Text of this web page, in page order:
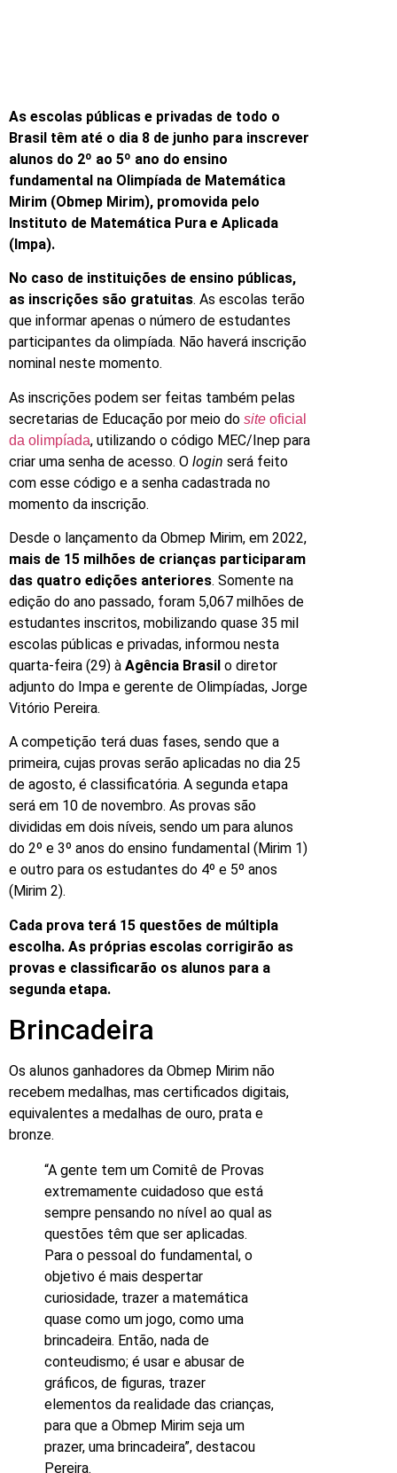
As escolas públicas e privadas de todo o
Brasil têm até o dia 8 de junho para inscrever
alunos do 2º ao 5º ano do ensino
fundamental na Olimpíada de Matemática
Mirim (Obmep Mirim), promovida pelo
Instituto de Matemática Pura e Aplicada
(Impa).
No caso de instituições de ensino públicas,
as inscrições são gratuitas. As escolas terão
que informar apenas o número de estudantes
participantes da olimpíada. Não haverá inscrição
nominal neste momento.
As inscrições podem ser feitas também pelas
secretarias de Educação por meio do site oficial
da olimpíada, utilizando o código MEC/Inep para
criar uma senha de acesso. O login será feito
com esse código e a senha cadastrada no
momento da inscrição.
Desde o lançamento da Obmep Mirim, em 2022,
mais de 15 milhões de crianças participaram
das quatro edições anteriores. Somente na
edição do ano passado, foram 5,067 milhões de
estudantes inscritos, mobilizando quase 35 mil
escolas públicas e privadas, informou nesta
quarta-feira (29) à Agência Brasil o diretor
adjunto do Impa e gerente de Olimpíadas, Jorge
Vitório Pereira.
A competição terá duas fases, sendo que a
primeira, cujas provas serão aplicadas no dia 25
de agosto, é classificatória. A segunda etapa
será em 10 de novembro. As provas são
divididas em dois níveis, sendo um para alunos
do 2º e 3º anos do ensino fundamental (Mirim 1)
e outro para os estudantes do 4º e 5º anos
(Mirim 2).
Cada prova terá 15 questões de múltipla
escolha. As próprias escolas corrigirão as
provas e classificarão os alunos para a
segunda etapa.
Brincadeira
Os alunos ganhadores da Obmep Mirim não
recebem medalhas, mas certificados digitais,
equivalentes a medalhas de ouro, prata e
bronze.
“A gente tem um Comitê de Provas
extremamente cuidadoso que está
sempre pensando no nível ao qual as
questões têm que ser aplicadas.
Para o pessoal do fundamental, o
objetivo é mais despertar
curiosidade, trazer a matemática
quase como um jogo, como uma
brincadeira. Então, nada de
conteudismo; é usar e abusar de
gráficos, de figuras, trazer
elementos da realidade das crianças,
para que a Obmep Mirim seja um
prazer, uma brincadeira”, destacou
Pereira.